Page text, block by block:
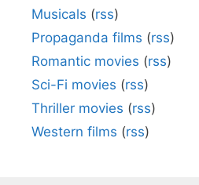
Musicals (rss)
Propaganda films (rss)
Romantic movies (rss)
Sci-Fi movies (rss)
Thriller movies (rss)
Western films (rss)